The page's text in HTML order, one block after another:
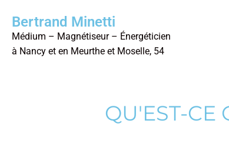
Bertrand Minetti
Médium – Magnétiseur – Énergéticien
à Nancy et en Meurthe et Moselle, 54
QU'EST-CE